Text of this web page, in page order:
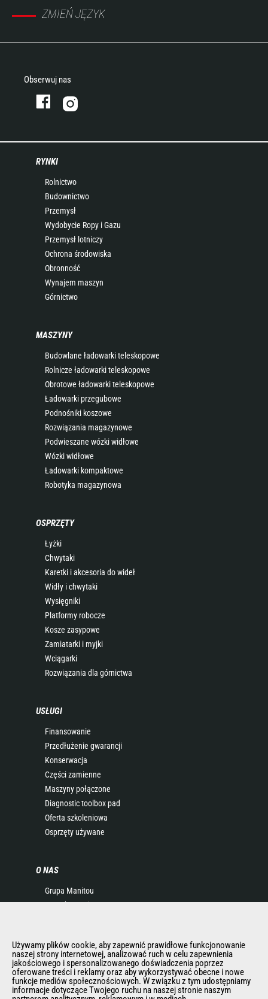
ZMIEŃ JĘZYK
Obserwuj nas
RYNKI
Rolnictwo
Budownictwo
Przemysł
Wydobycie Ropy i Gazu
Przemysł lotniczy
Ochrona środowiska
Obronność
Wynajem maszyn
Górnictwo
MASZYNY
Budowlane ładowarki teleskopowe
Rolnicze ładowarki teleskopowe
Obrotowe ładowarki teleskopowe
Ładowarki przegubowe
Podnośniki koszowe
Rozwiązania magazynowe
Podwieszane wózki widłowe
Wózki widłowe
Ładowarki kompaktowe
Robotyka magazynowa
OSPRZĘTY
Łyżki
Chwytaki
Karetki i akcesoria do wideł
Widły i chwytaki
Wysięgniki
Platformy robocze
Kosze zasypowe
Zamiatarki i myjki
Wciągarki
Rozwiązania dla górnictwa
USŁUGI
Finansowanie
Przedłużenie gwarancji
Konserwacja
Części zamienne
Maszyny połączone
Diagnostic toolbox pad
Oferta szkoleniowa
Osprzęty używane
O NAS
Grupa Manitou
Kontakt Manitou
Aktualności
Historia
General Terms and Conditions of Sale
Polityka Rodo
Używamy plików cookie, aby zapewnić prawidłowe funkcjonowanie
naszej strony internetowej, analizować ruch w celu zapewnienia
jakościowego i spersonalizowanego doświadczenia poprzez
oferowane treści i reklamy oraz aby wykorzystywać obecne i nowe
funkcje mediów społecznościowych. W związku z tym udostępniamy
informacje dotyczące Twojego ruchu na naszej stronie naszym